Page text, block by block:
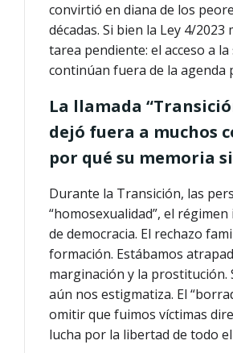
convirtió en diana de los
décadas. Si bien la Ley 4/
tarea pendiente: el acceso a
continúan fuera de la agenda
La llamada
dejó fuera a muchos
por qué su memoria
Durante la Transición, las
“homosexualidad”, el
de democracia. El rechazo
formación. Estábamos
marginación y la prostitución.
aún nos estigmatiza. El
omitir que fuimos víctimas
lucha por la libertad de todo